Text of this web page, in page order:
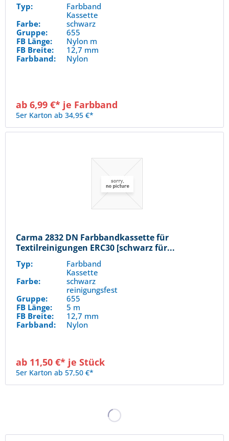
Typ:
Farbband
Kassette
Farbe:
schwarz
Gruppe:
655
FB Länge:
Nylon m
FB Breite:
12,7 mm
Farbband:
Nylon
ab 6,99 €* je Farbband
5er Karton ab 34,95 €*
Carma 2832 DN Farbbandkassette für
Textilreinigungen ERC30 [schwarz für...
Typ:
Farbband
Kassette
Farbe:
schwarz
reinigungsfest
Gruppe:
655
FB Länge:
5 m
FB Breite:
12,7 mm
Farbband:
Nylon
ab 11,50 €* je Stück
5er Karton ab 57,50 €*